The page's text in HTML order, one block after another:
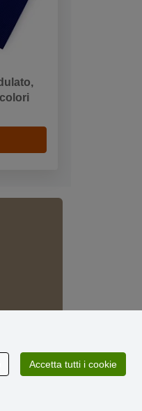
Accetta tutti i cookie